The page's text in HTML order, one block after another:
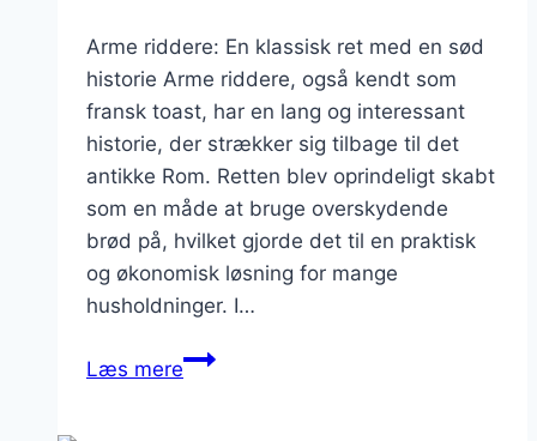
Arme riddere: En klassisk ret med en sød
historie Arme riddere, også kendt som
fransk toast, har en lang og interessant
historie, der strækker sig tilbage til det
antikke Rom. Retten blev oprindeligt skabt
som en måde at bruge overskydende
brød på, hvilket gjorde det til en praktisk
og økonomisk løsning for mange
husholdninger. I…
Læs mereArms